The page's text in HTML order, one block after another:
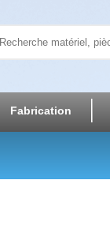
Fabrication